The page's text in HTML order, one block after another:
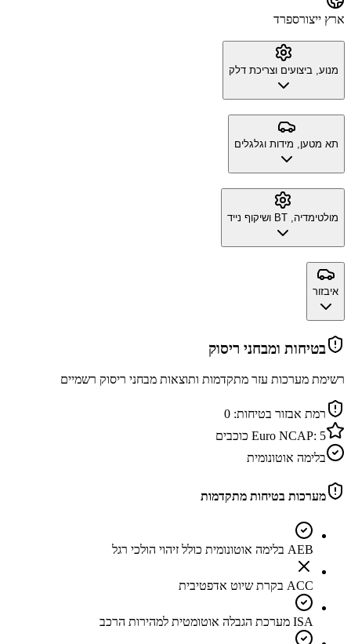
ארץ ייצורספרד
מנוע, ביצועים וצריכת דלק
תא מטען, מידות וגלגלים
מולטימדיה, BT ושיקוף נייד
איבזור
בטיחות ומבחני ריסוק
רשימת מערכות עזר מתקדמות ותוצאות מבחני ריסוק רשמיים
רמת אבזור בטיחות: 0
Euro NCAP: 5
כוכבים
בלימה אוטונומית
מערכות בטיחות מתקדמות
AEB בלימה אוטונומית כולל זיהוי הולכי רגל
ACC בקרת שיוט אדפטיבית
ISA מערכת הגבלה אוטומטית למהירות הרכב